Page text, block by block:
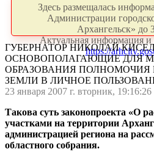
Здесь размещалась
Администрации
Архангельск» до
Актуальная информация и
https://
ГУБЕРНАТОР НИКОЛАЙ
ОСНОВОПОЛАГАЮЩИЕ ДЛЯ
ОБРАЗОВАНИЯ ПОЛНОМОЧИЯ
ЗЕМЛИ В ЛИЧНОЕ
23 января 2007 г. вторник, 19:16:26
Такова суть законопроекта «О
участками на территории
администрацией региона на
областного собрания.